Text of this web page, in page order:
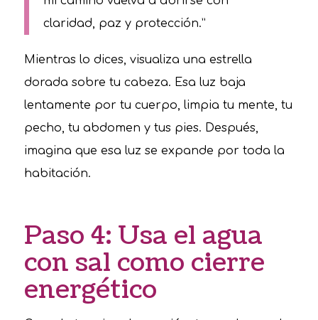
claridad, paz y protección.”
Mientras lo dices, visualiza una estrella
dorada sobre tu cabeza. Esa luz baja
lentamente por tu cuerpo, limpia tu mente, tu
pecho, tu abdomen y tus pies. Después,
imagina que esa luz se expande por toda la
habitación.
Paso 4: Usa el agua
con sal como cierre
energético